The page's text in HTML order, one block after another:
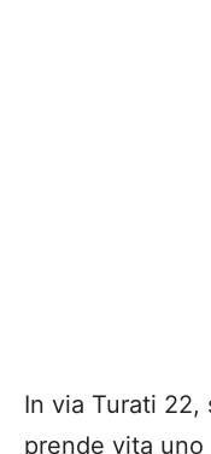
In via Turati 22,
prende vita